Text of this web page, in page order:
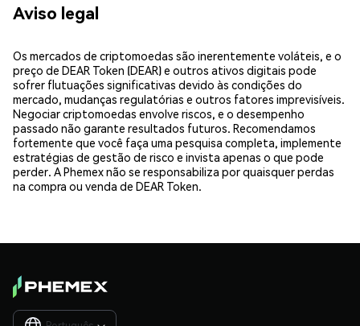
Aviso legal
Os mercados de criptomoedas são inerentemente voláteis, e o
preço de DEAR Token (DEAR) e outros ativos digitais pode
sofrer flutuações significativas devido às condições do
mercado, mudanças regulatórias e outros fatores imprevisíveis.
Negociar criptomoedas envolve riscos, e o desempenho
passado não garante resultados futuros. Recomendamos
fortemente que você faça uma pesquisa completa, implemente
estratégias de gestão de risco e invista apenas o que pode
perder. A Phemex não se responsabiliza por quaisquer perdas
na compra ou venda de DEAR Token.